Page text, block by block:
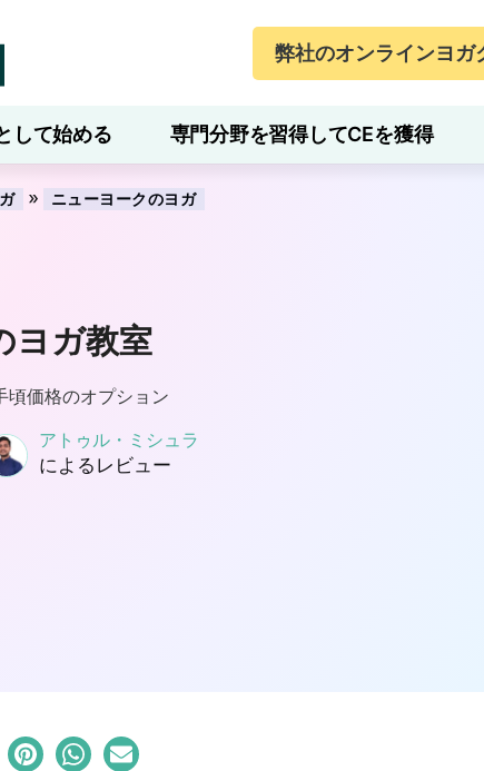
弊社のオンラインヨガ
して始める 専門分野を習得してCEを獲得
» ニューヨークのヨガ
ヨガ教室
頃価格のオプション
アトゥル・ミシュラ
によるレビュー